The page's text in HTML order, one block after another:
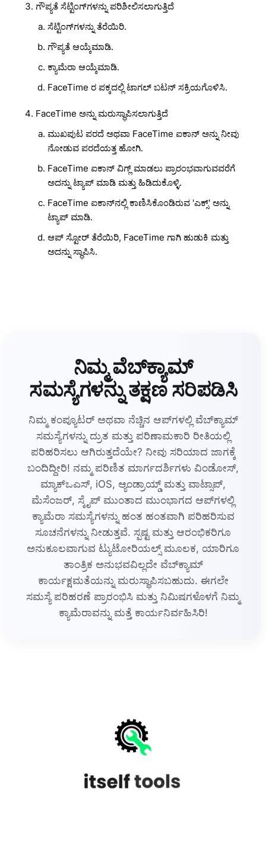
ಗೌಪ್ಯತೆ ಸೆಟ್ಟಿಂಗ್‌ಗಳನ್ನು ಪರಿಶೀಲಿಸಲಾಗುತ್ತಿದೆ
ಸೆಟ್ಟಿಂಗ್‌ಗಳನ್ನು ತೆರೆಯಿರಿ.
ಗೌಪ್ಯತೆ ಆಯ್ಕೆಮಾಡಿ.
ಕ್ಯಾಮೆರಾ ಆಯ್ಕೆಮಾಡಿ.
FaceTime ರ ಪಕ್ಕದಲ್ಲಿ ಟಾಗಲ್ ಬಟನ್ ಸಕ್ರಿಯಗೊಳಿಸಿ.
FaceTime ಅನ್ನು ಮರುಸ್ಥಾಪಿಸಲಾಗುತ್ತಿದೆ
ಮುಖಪುಟ ಪರದೆ ಅಥವಾ FaceTime ಐಕಾನ್ ಅನ್ನು ನೀವು
ನೋಡುವ ಪರದೆಯತ್ತ ಹೋಗಿ.
FaceTime ಐಕಾನ್ ವಿಗ್ಲ್ ಮಾಡಲು ಪ್ರಾರಂಭವಾಗುವವರೆಗೆ
ಅದನ್ನು ಟ್ಯಾಪ್ ಮಾಡಿ ಮತ್ತು ಹಿಡಿದುಕೊಳ್ಳಿ.
FaceTime ಐಕಾನ್‌ನಲ್ಲಿ ಕಾಣಿಸಿಕೊಂಡಿರುವ 'ಎಕ್ಸ್' ಅನ್ನು
ಟ್ಯಾಪ್ ಮಾಡಿ.
ಆಪ್ ಸ್ಟೋರ್ ತೆರೆಯಿರಿ, FaceTime ಗಾಗಿ ಹುಡುಕಿ ಮತ್ತು
ಅದನ್ನು ಸ್ಥಾಪಿಸಿ.
ನಿಮ್ಮ ವೆಬ್‌ಕ್ಯಾಮ್
ಸಮಸ್ಯೆಗಳನ್ನು ತಕ್ಷಣ ಸರಿಪಡಿಸಿ
ನಿಮ್ಮ ಕಂಪ್ಯೂಟರ್ ಅಥವಾ ನೆಚ್ಚಿನ ಆಪ್‌ಗಳಲ್ಲಿ ವೆಬ್‌ಕ್ಯಾಮ್
ಸಮಸ್ಯೆಗಳನ್ನು ದ್ರುತ ಮತ್ತು ಪರಿಣಾಮಕಾರಿ ರೀತಿಯಲ್ಲಿ
ಪರಿಹರಿಸಲು ಆಗಿರುತ್ತದೆಯೇ? ನೀವು ಸರಿಯಾದ ಜಾಗಕ್ಕೆ
ಬಂದಿದ್ದೀರಿ! ನಮ್ಮ ಪರಿಣಿತ ಮಾರ್ಗದರ್ಶಿಗಳು ವಿಂಡೋಸ್,
ಮ್ಯಾಕ್‌ಒಎಸ್, iOS, ಆ್ಯಂಡ್ರಾಯ್ಡ್ ಮತ್ತು ವಾಟ್ಸಾಪ್,
ಮೆಸೆಂಜರ್, ಸ್ಕೈಪ್ ಮುಂತಾದ ಮುಂಭಾಗದ ಆಪ್‌ಗಳಲ್ಲಿ
ಕ್ಯಾಮೆರಾ ಸಮಸ್ಯೆಗಳನ್ನು ಹಂತ ಹಂತವಾಗಿ ಪರಿಹರಿಸುವ
ಸೂಚನೆಗಳನ್ನು ನೀಡುತ್ತವೆ. ಸ್ಪಷ್ಟ ಮತ್ತು ಆರಂಭಿಕರಿಗೂ
ಅನುಕೂಲವಾಗುವ ಟ್ಯುಟೋರಿಯಲ್ಸ್ ಮೂಲಕ, ಯಾರಿಗೂ
ತಾಂತ್ರಿಕ ಅನುಭವವಿಲ್ಲದೇ ವೆಬ್‌ಕ್ಯಾಮ್
ಕಾರ್ಯಕ್ಷಮತೆಯನ್ನು ಮರುಸ್ಥಾಪಿಸಬಹುದು. ಈಗಲೇ
ಸಮಸ್ಯೆ ಪರಿಹರಣೆ ಪ್ರಾರಂಭಿಸಿ ಮತ್ತು ನಿಮಿಷಗಳೊಳಗೆ ನಿಮ್ಮ
ಕ್ಯಾಮೆರಾವನ್ನು ಮತ್ತೆ ಕಾರ್ಯನಿರ್ವಹಿಸಿರಿ!